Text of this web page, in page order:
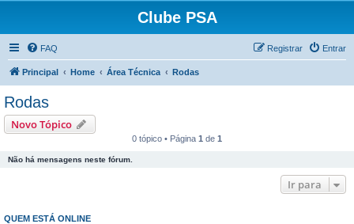
Clube PSA
FAQ Entrar
Registrar
Principal Home Área Técnica Rodas
Rodas
Novo Tópico
0 tópico • Página 1 de 1
Não há mensagens neste fórum.
Ir para
QUEM ESTÁ ONLINE